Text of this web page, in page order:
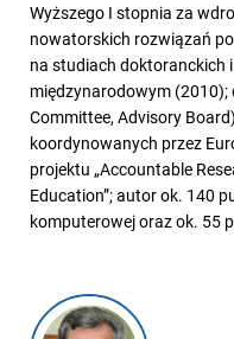
Wyższego I stopnia za
nowatorskich rozwiązań
na studiach doktoranckich
międzynarodowym (2010);
Committee, Advisory
koordynowanych przez
projektu „Accountable
Education”; autor ok. 140
komputerowej oraz ok. 55